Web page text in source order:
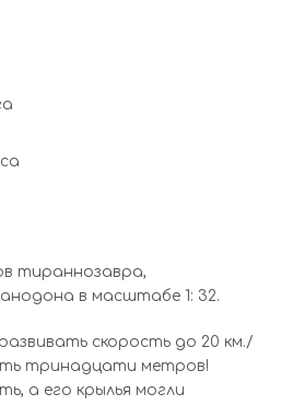
тираннозавра,
в масштабе 1: 32.
скорость до 20 км./
тринадцати метров!
а его крылья могли